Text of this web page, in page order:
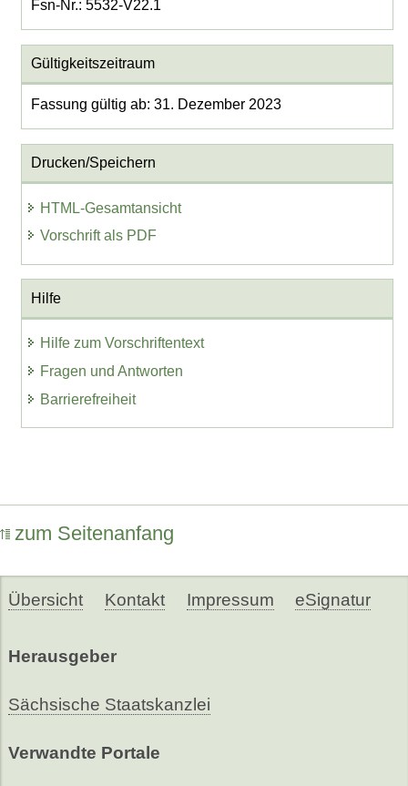
Fsn-Nr.: 5532-V22.1
Gültigkeitszeitraum
Fassung gültig ab: 31. Dezember 2023
Drucken/Speichern
HTML-Gesamtansicht
Vorschrift als PDF
Hilfe
Hilfe zum Vorschriftentext
Fragen und Antworten
Barrierefreiheit
zum Seitenanfang
Übersicht Kontakt Impressum eSignatur
Herausgeber
Sächsische Staatskanzlei
Verwandte Portale